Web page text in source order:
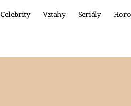
Celebrity Vztahy Seriály